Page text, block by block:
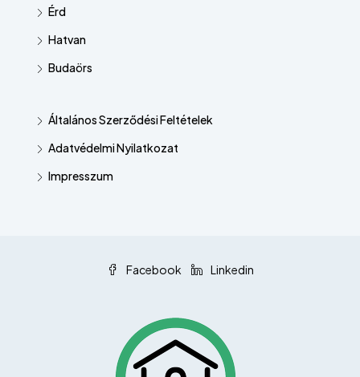
Érd
Hatvan
Budaörs
Általános Szerződési Feltételek
Adatvédelmi Nyilatkozat
Impresszum
Facebook Linkedin